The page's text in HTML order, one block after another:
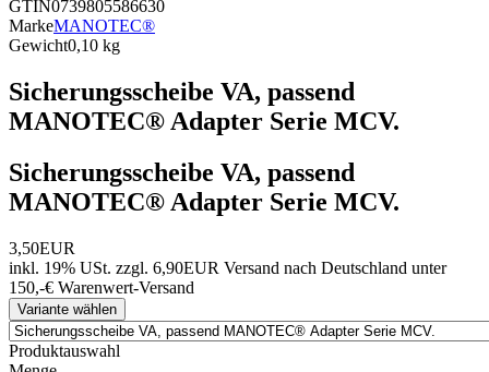
GTIN0739805586630
MarkeMANOTEC®
Gewicht0,10 kg
Sicherungsscheibe VA, passend
MANOTEC® Adapter Serie MCV.
Sicherungsscheibe VA, passend
MANOTEC® Adapter Serie MCV.
3,50EUR
inkl. 19% USt. zzgl. 6,90EUR Versand nach Deutschland unter
150,-€ Warenwert-Versand
Variante wählen
Produktauswahl